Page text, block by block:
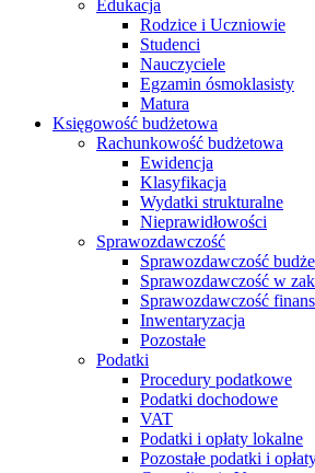
Edukacja
Rodzice i Uczniowie
Studenci
Nauczyciele
Egzamin ósmoklasisty
Matura
Księgowość budżetowa
Rachunkowość budżetowa
Ewidencja
Klasyfikacja
Wydatki strukturalne
Nieprawidłowości
Sprawozdawczość
Sprawozdawczość
Sprawozdawczość w
Sprawozdawczość
Inwentaryzacja
Pozostałe
Podatki
Procedury podatkowe
Podatki dochodowe
VAT
Podatki i opłaty lokalne
Pozostałe podatki i